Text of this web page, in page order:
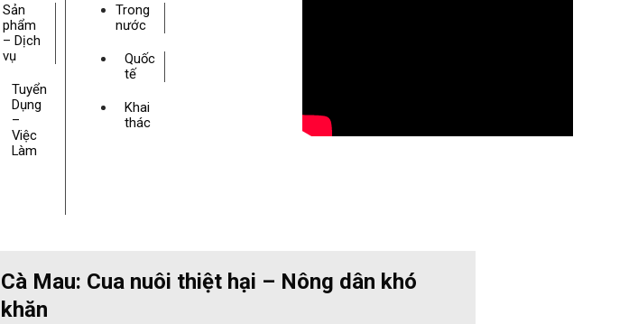
Sản
phẩm
– Dịch
vụ
Tuyển
Dụng
–
Việc
Làm
Trong
nước
Quốc
tế
Khai
thác
Cà Mau: Cua nuôi thiệt hại – Nông dân khó
khăn